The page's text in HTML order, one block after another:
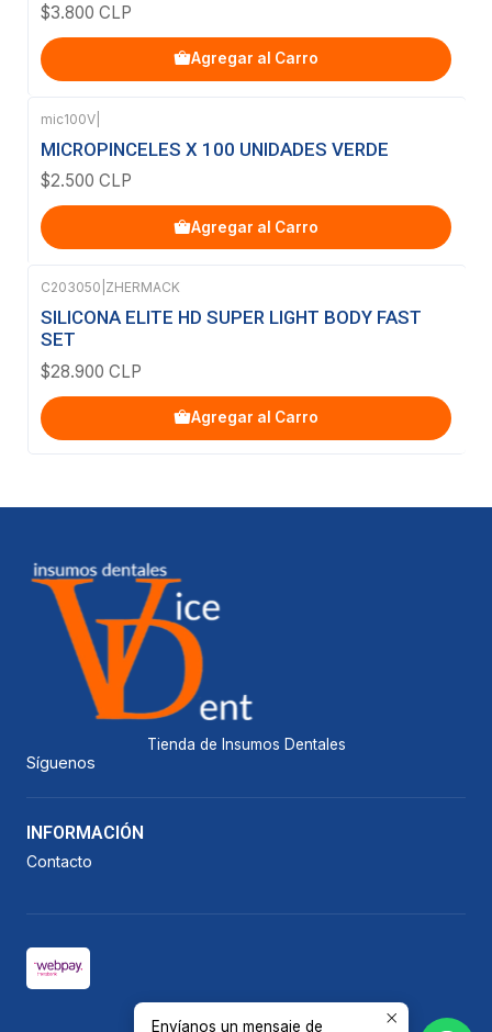
$3.800 CLP
Agregar al Carro
mic100V
MICROPINCELES X 100 UNIDADES VERDE
$2.500 CLP
Agregar al Carro
C203050 ZHERMACK
SILICONA ELITE HD SUPER LIGHT BODY FAST
SET
$28.900 CLP
Agregar al Carro
Tienda de Insumos Dentales
Síguenos
INFORMACIÓN
Contacto
Envíanos un mensaje de